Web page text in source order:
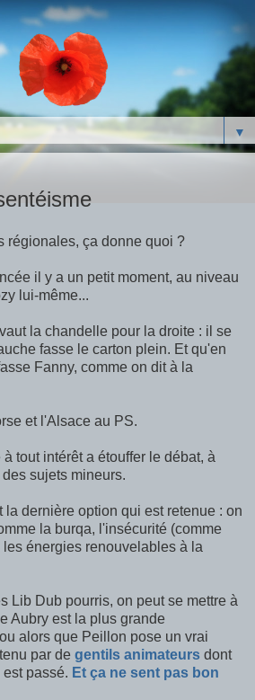
▼
régionales, ça donne quoi ?
il y a un petit moment, au niveau
lui-même...
la chandelle pour la droite : il se
fasse le carton plein. Et qu'en
Fanny, comme on dit à la
et l'Alsace au PS.
tout intérêt a étouffer le débat, à
sujets mineurs.
la dernière option qui est retenue : on
la burqa, l'insécurité (comme
énergies renouvelables à la
Lib Dub pourris, on peut se mettre à
Aubry est la plus grande
alors que Peillon pose un vrai
par de gentils animateurs dont
est passé. Et ça ne sent pas bon